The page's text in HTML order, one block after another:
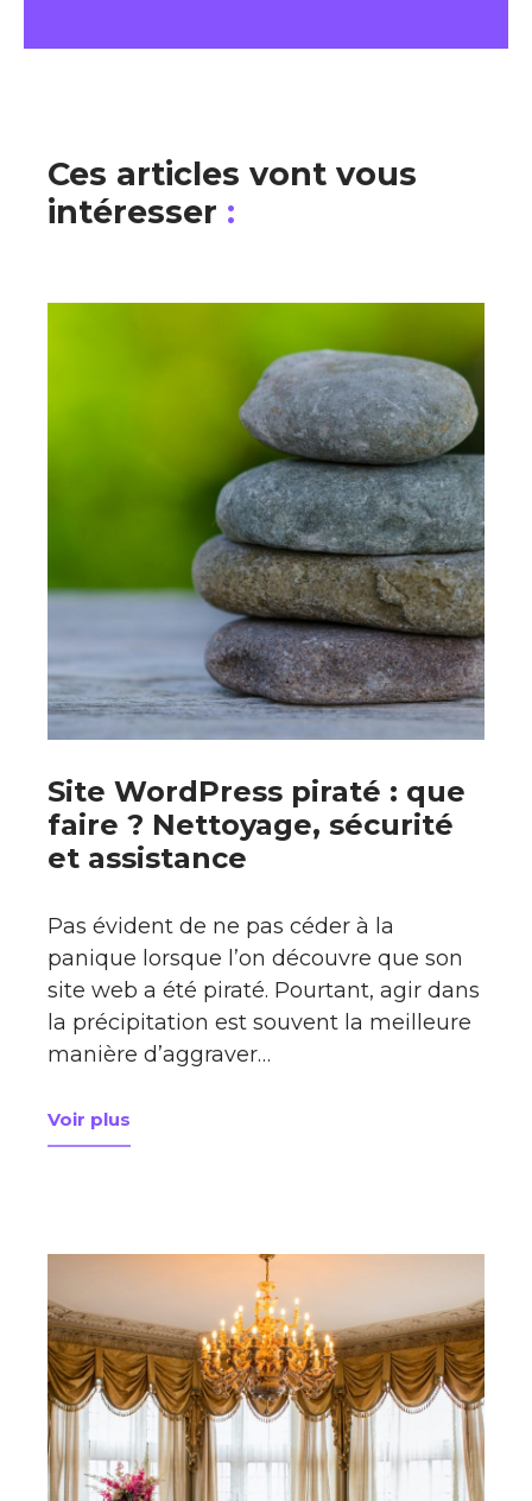
Ces articles vont vous
intéresser :
Site WordPress piraté : que
faire ? Nettoyage, sécurité
et assistance
Pas évident de ne pas céder à la
panique lorsque l’on découvre que son
site web a été piraté. Pourtant, agir dans
la précipitation est souvent la meilleure
manière d’aggraver…
Voir plus
à propos de Site WordPress piraté : que faire ?